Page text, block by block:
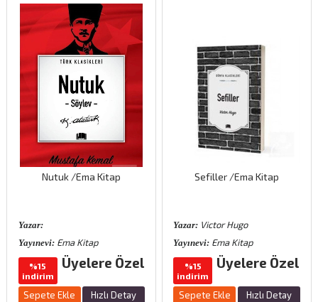
Nutuk /Ema Kitap
Yazar:
Yayınevi:Ema Kitap
%15
indirim
Üyelere Özel
Sepete Ekle Hızlı Detay
Sefiller /Ema Kitap
Yazar: Victor Hugo
Yayınevi: Ema Kitap
%15
indirim
Üyelere Özel
Sepete Ekle Hızlı Detay